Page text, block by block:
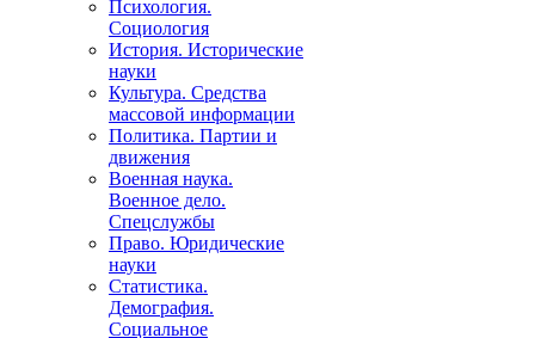
Психология.
Социология
История. Исторические
науки
Культура. Средства
массовой информации
Политика. Партии и
движения
Военная наука.
Военное дело.
Спецслужбы
Право. Юридические
науки
Статистика.
Демография.
Социальное